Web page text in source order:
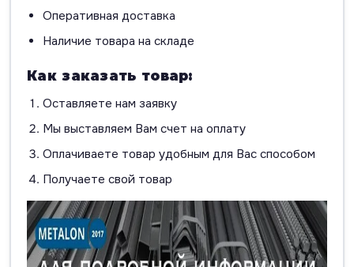
Оперативная доставка
Наличие товара на складе
Как заказать товар:
Оставляете нам заявку
Мы выставляем Вам счет на оплату
Оплачиваете товар удобным для Вас способом
Получаете свой товар